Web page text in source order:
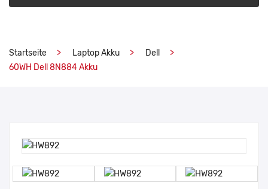
Startseite Laptop Akku
Dell
60WH Dell 8N884 Akku